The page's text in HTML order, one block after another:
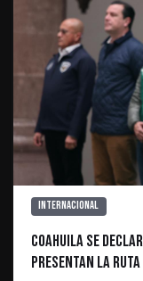
Internacional
Coahuila se
Presentan la ruta